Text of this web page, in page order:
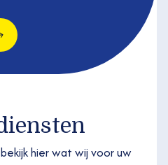
hier wat wij voor uw